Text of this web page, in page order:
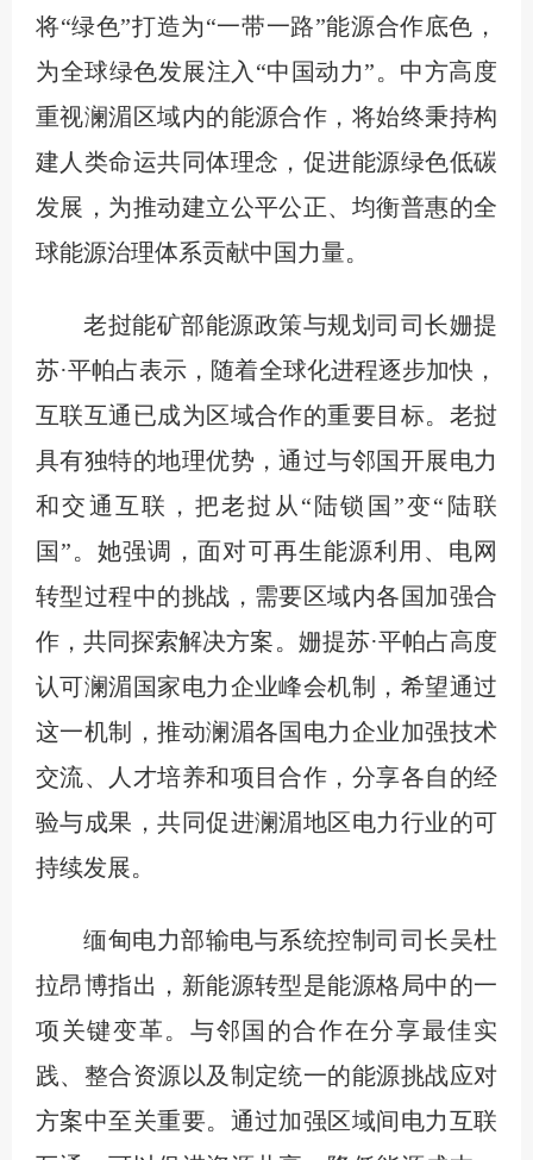
将“绿色”打造为“一带一路”能源合作底色，
为全球绿色发展注入“中国动力”。中方高度
重视澜湄区域内的能源合作，将始终秉持构
建人类命运共同体理念，促进能源绿色低碳
发展，为推动建立公平公正、均衡普惠的全
球能源治理体系贡献中国力量。
老挝能矿部能源政策与规划司司长姗提
苏·平帕占表示，随着全球化进程逐步加快，
互联互通已成为区域合作的重要目标。老挝
具有独特的地理优势，通过与邻国开展电力
和交通互联，把老挝从“陆锁国”变“陆联
国”。她强调，面对可再生能源利用、电网
转型过程中的挑战，需要区域内各国加强合
作，共同探索解决方案。姗提苏·平帕占高度
认可澜湄国家电力企业峰会机制，希望通过
这一机制，推动澜湄各国电力企业加强技术
交流、人才培养和项目合作，分享各自的经
验与成果，共同促进澜湄地区电力行业的可
持续发展。
缅甸电力部输电与系统控制司司长吴杜
拉昂博指出，新能源转型是能源格局中的一
项关键变革。与邻国的合作在分享最佳实
践、整合资源以及制定统一的能源挑战应对
方案中至关重要。通过加强区域间电力互联